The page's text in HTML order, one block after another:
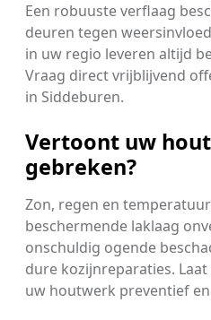
Een robuuste verflaag
deuren tegen
in uw regio leveren altijd
Vraag direct vrijblijvend
in Siddeburen.
Vertoont uw
gebreken?
Zon, regen en
beschermende laklaag
onschuldig ogende
dure kozijnreparaties.
uw houtwerk preventief